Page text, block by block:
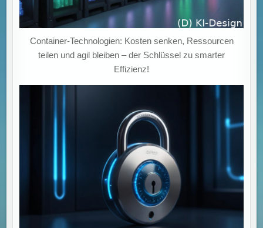
Container-Technologien: Kosten senken, Ressourcen
teilen und agil bleiben – der Schlüssel zu smarter
Effizienz!